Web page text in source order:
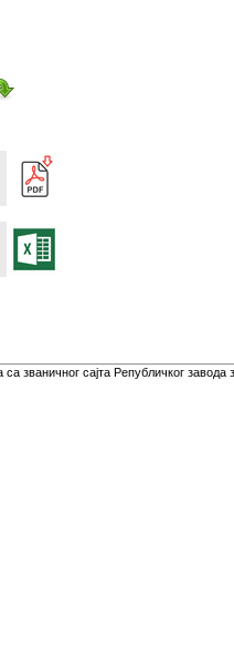
званичног сајта Републичког